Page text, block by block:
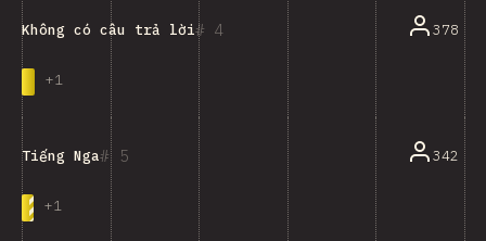
4
Không có câu trả lời
+1
378
5
Tiếng Nga
+1
342